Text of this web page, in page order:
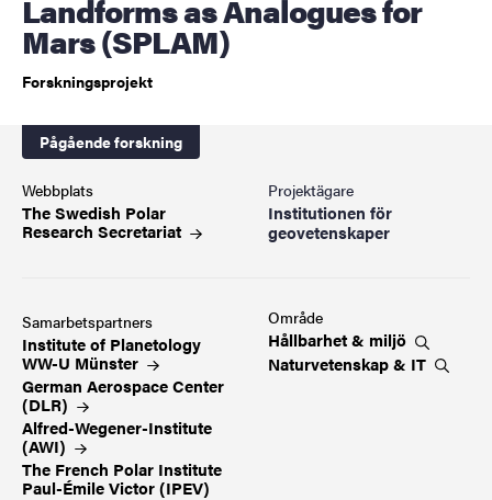
Landforms as Analogues for
Mars (SPLAM)
Forskningsprojekt
Pågående forskning
Webbplats
The Swedish Polar
Research Secretariat
Projektägare
Institutionen för
geovetenskaper
Samarbetspartners
Institute of Planetology
WW-U Münster
German Aerospace Center
(DLR)
Alfred-Wegener-Institute
(AWI)
The French Polar Institute
Paul-Émile Victor(IPEV)
Område
Hållbarhet & miljö
Naturvetenskap & IT